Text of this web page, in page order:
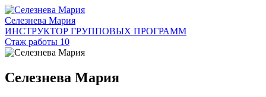
Селезнева Мария
ИНСТРУКТОР ГРУППОВЫХ ПРОГРАММ
Стаж работы 10
Селезнева Мария